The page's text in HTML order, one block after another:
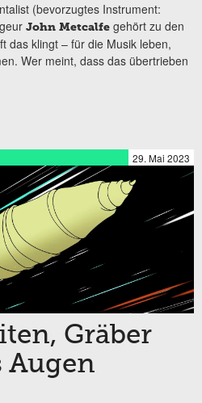
(bevorzugtes Instrument:
John Metcalfe gehört zu den
das klingt – für die Musik leben,
Wer meint, dass das übertrieben
29. Mai 2023
Gräber
Augen